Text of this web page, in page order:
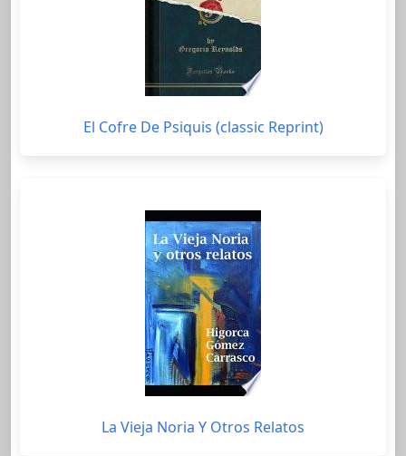
El Cofre De Psiquis (classic Reprint)
La Vieja Noria Y Otros Relatos